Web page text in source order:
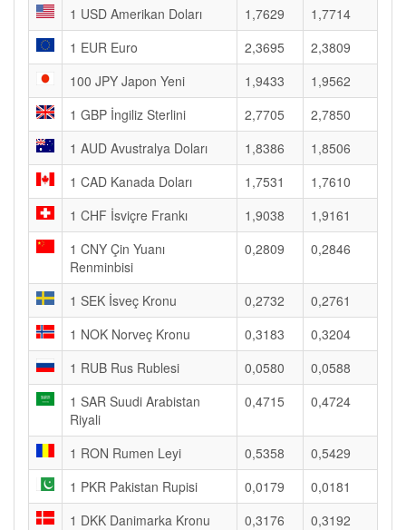
1 USD Amerikan Doları
1,7629
1,7714
1 EUR Euro
2,3695
2,3809
100 JPY Japon Yeni
1,9433
1,9562
1 GBP İngiliz Sterlini
2,7705
2,7850
1 AUD Avustralya Doları
1,8386
1,8506
1 CAD Kanada Doları
1,7531
1,7610
1 CHF İsviçre Frankı
1,9038
1,9161
1 CNY Çin Yuanı
Renminbisi
0,2809 0,2846
1 SEK İsveç Kronu 0,2732
0,2761
1 NOK Norveç Kronu
0,3183
0,3204
1 RUB Rus Rublesi
0,0580
0,0588
1 SAR Suudi Arabistan
Riyali
0,4715 0,4724
1 RON Rumen Leyi 0,5358
0,5429
1 PKR Pakistan Rupisi
0,0179
0,0181
1 DKK Danimarka Kronu
0,3176
0,3192